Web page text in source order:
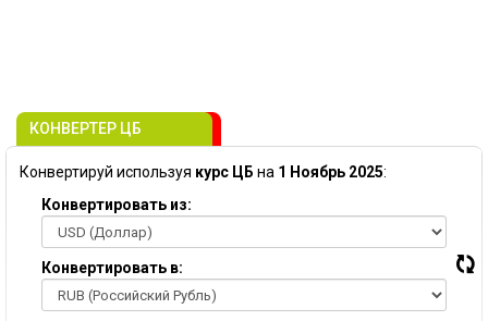
КОНВЕРТЕР ЦБ
Конвертируй используя курс ЦБ на 1 Ноябрь 2025:
Конвертировать из:
Конвертировать в: